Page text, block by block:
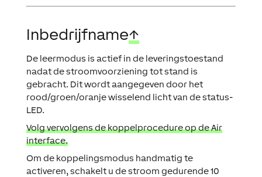
Inbedrijfname↑
De leermodus is actief in de leveringstoestand
nadat de stroomvoorziening tot stand is
gebracht. Dit wordt aangegeven door het
rood/groen/oranje wisselend licht van de status-
LED.
Volg vervolgens de koppelprocedure op de Air
interface.
Om de koppelingsmodus handmatig te
activeren, schakelt u de stroom gedurende 10